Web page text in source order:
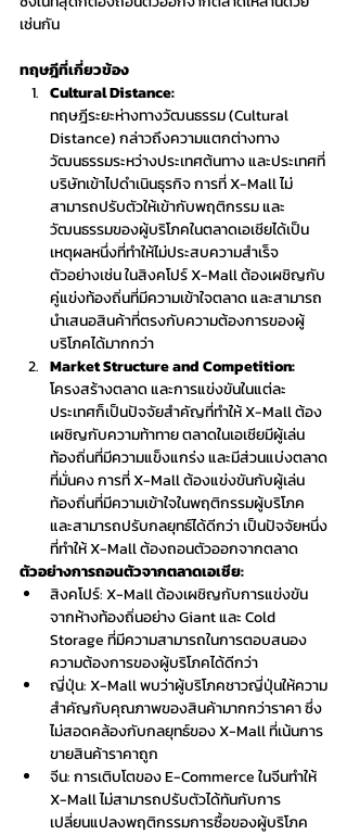
เช่นกัน
ทฤษฎีที่เกี่ยวข้อง
Cultural Distance:
ทฤษฎีระยะห่างทางวัฒนธรรม (Cultural
Distance) กล่าวถึงความแตกต่างทาง
วัฒนธรรมระหว่างประเทศต้นทาง และประเทศที่
บริษัทเข้าไปดำเนินธุรกิจ การที่ X-Mall ไม่
สามารถปรับตัวให้เข้ากับพฤติกรรม และ
วัฒนธรรมของผู้บริโภคในตลาดเอเชียได้เป็น
เหตุผลหนึ่งที่ทำให้ไม่ประสบความสำเร็จ
ตัวอย่างเช่น ในสิงคโปร์ X-Mall ต้องเผชิญกับ
คู่แข่งท้องถิ่นที่มีความเข้าใจตลาด และสามารถ
นำเสนอสินค้าที่ตรงกับความต้องการของผู้
บริโภคได้มากกว่า
Market Structure and Competition:
โครงสร้างตลาด และการแข่งขันในแต่ละ
ประเทศก็เป็นปัจจัยสำคัญที่ทำให้ X-Mall ต้อง
เผชิญกับความท้าทาย ตลาดในเอเชียมีผู้เล่น
ท้องถิ่นที่มีความแข็งแกร่ง และมีส่วนแบ่งตลาด
ที่มั่นคง การที่ X-Mall ต้องแข่งขันกับผู้เล่น
ท้องถิ่นที่มีความเข้าใจในพฤติกรรมผู้บริโภค
และสามารถปรับกลยุทธ์ได้ดีกว่า เป็นปัจจัยหนึ่ง
ที่ทำให้ X-Mall ต้องถอนตัวออกจากตลาด
ตัวอย่างการถอนตัวจากตลาดเอเชีย:
สิงคโปร์: X-Mall ต้องเผชิญกับการแข่งขัน
จากห้างท้องถิ่นอย่าง Giant และ Cold
Storage ที่มีความสามารถในการตอบสนอง
ความต้องการของผู้บริโภคได้ดีกว่า
ญี่ปุ่น: X-Mall พบว่าผู้บริโภคชาวญี่ปุ่นให้ความ
สำคัญกับคุณภาพของสินค้ามากกว่าราคา ซึ่ง
ไม่สอดคล้องกับกลยุทธ์ของ X-Mall ที่เน้นการ
ขายสินค้าราคาถูก
จีน: การเติบโตของ E-Commerce ในจีนทำให้
X-Mall ไม่สามารถปรับตัวได้ทันกับการ
เปลี่ยนแปลงพฤติกรรมการซื้อของผู้บริโภค